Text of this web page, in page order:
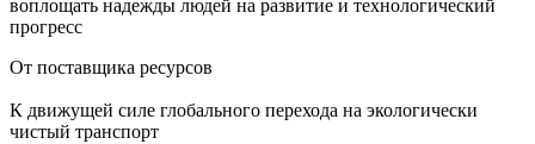
воплощать надежды людей на развитие и технологический
прогресс
От поставщика ресурсов
К движущей силе глобального перехода на экологически
чистый транспорт